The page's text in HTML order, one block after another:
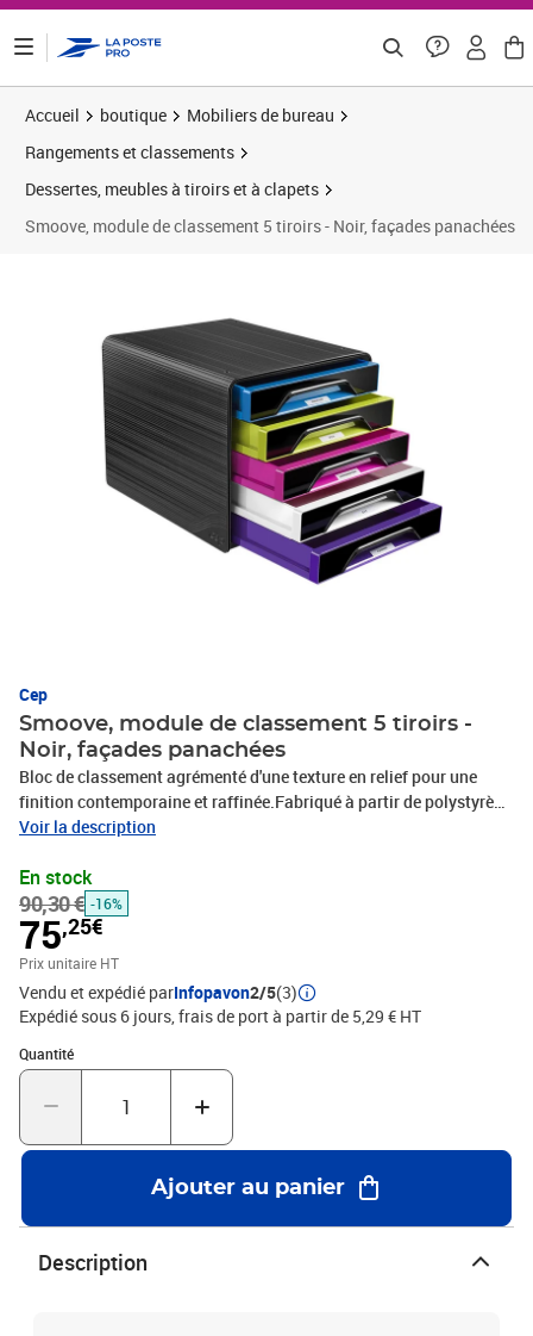
Accueil boutique
Mobiliers de bureau
Rangements et classements
Dessertes, meubles à tiroirs et à clapets
Smoove, module de classement 5 tiroirs - Noir, façades panachées
Cep
Smoove, module de classement 5 tiroirs -
Noir, façades panachées
Bloc de classement agrémenté d'une texture en relief pour une
finition contemporaine et raffinée.Fabriqué à partir de polystyrène
recyclable et résistant aux chocs, ce module de classement
l'organisation de votre bureau. Les 5 tiroirs du module de
classement Smoove par CEP peuvent contenir des documents ou
des dossiers 24 x 32 cm maximum.Bloc de classement 5
tiroirsTiroirs interchangeables permettant un agencement
personnalisableEquipés de poignées ergonomiques, d'un trou de
préhension pour faciliter la saisie du contenu et de stop
tiroirSuperposition parfaitement stable sur plusieurs
niveauxPoignées ergonomiquesCaisson monobloc très
robusteColoris : corps Noir, façades panachées
Voir la description
En stock
90,30 € -16%
75,25€
Prix unitaire HT
Vendu et expédié parInfopavon2/5(3)
Expédié sous 6 jours, frais de port à partir de 5,29 € HT
Quantité
Quantité : 1
Ajouter au panier
Description